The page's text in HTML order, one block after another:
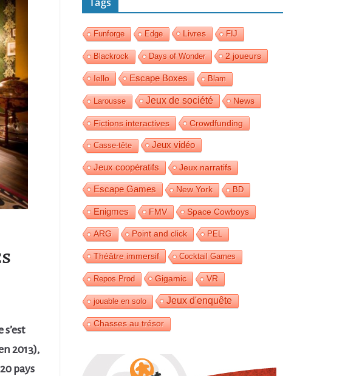
2013),
pays
Funforge Edge Livres FIJ
Blackrock Days of Wonder 2 joueurs
Iello Escape Boxes Blam
Larousse Jeux de société News
Fictions interactives Crowdfunding
Casse-tête Jeux vidéo
Jeux coopératifs Jeux narratifs
Escape Games New York BD
Enigmes FMV Space Cowboys
ARG Point and click PEL
Théâtre immersif Cocktail Games
Repos Prod Gigamic VR
jouable en solo Jeux d'enquête
Chasses au trésor